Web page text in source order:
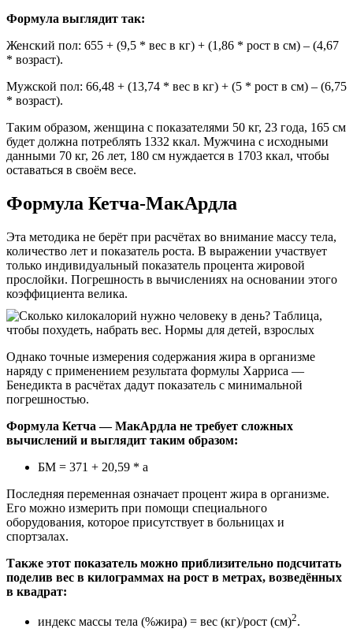
Формула выглядит так:
Женский пол: 655 + (9,5 * вес в кг) + (1,86 * рост в см) – (4,67
* возраст).
Мужской пол: 66,48 + (13,74 * вес в кг) + (5 * рост в см) – (6,75
* возраст).
Таким образом, женщина с показателями 50 кг, 23 года, 165 см
будет должна потреблять 1332 ккал. Мужчина с исходными
данными 70 кг, 26 лет, 180 см нуждается в 1703 ккал, чтобы
оставаться в своём весе.
Формула Кетча-МакАрдла
Эта методика не берёт при расчётах во внимание массу тела,
количество лет и показатель роста. В выражении участвует
только индивидуальный показатель процента жировой
прослойки. Погрешность в вычислениях на основании этого
коэффициента велика.
Однако точные измерения содержания жира в организме
наряду с применением результата формулы Харриса —
Бенедикта в расчётах дадут показатель с минимальной
погрешностью.
Формула Кетча — МакАрдла не требует сложных
вычислений и выглядит таким образом:
БМ = 371 + 20,59 * a
Последняя переменная означает процент жира в организме.
Его можно измерить при помощи специального
оборудования, которое присутствует в больницах и
спортзалах.
Также этот показатель можно приблизительно подсчитать
поделив вес в килограммах на рост в метрах, возведённых
в квадрат:
индекс массы тела (%жира) = вес (кг)/рост (см)2.